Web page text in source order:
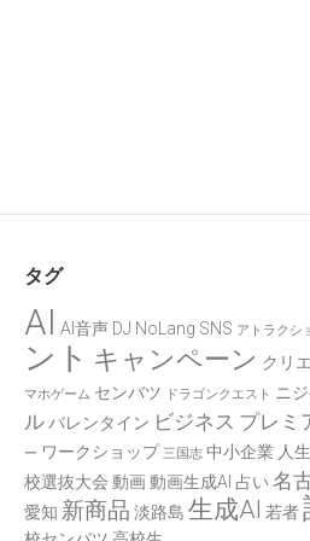
タグ
AI AI音声 DJ NoLang SNS アトラクシ
ント キャンペーン クリ
マホゲーム センバツ ドラゴンクエスト ニ
ルバレンタイン ビジネス プレミ
ー ワークショップ 三国志 中小企業 人
校選抜大会 動画動画生成AI 占い 名
愛知 新商品 淡路島 生成AI 若者